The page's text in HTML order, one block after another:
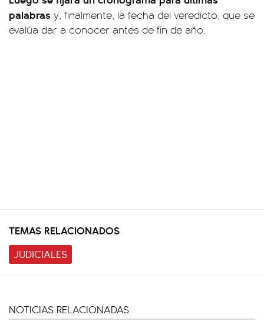
palabras y, finalmente, la fecha del veredicto, que se
evalúa dar a conocer antes de fin de año.
TEMAS RELACIONADOS
JUDICIALES
NOTICIAS RELACIONADAS